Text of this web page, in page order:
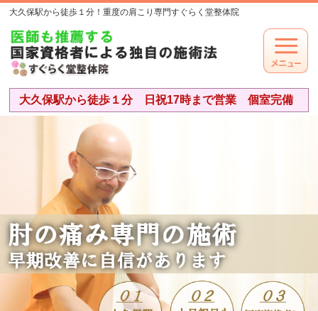
大久保駅から徒歩１分！重度の肩こり専門すぐらく堂整体院
大久保駅から徒歩１分 日祝17時まで営業 個室完備